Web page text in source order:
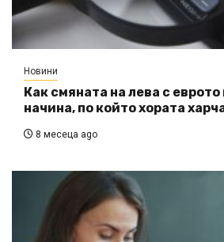
Новини
Как смяната на лева с
начина, по който хората
8 месеца ago